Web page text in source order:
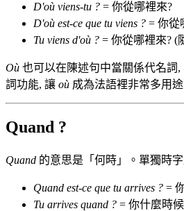
D'où viens-tu ? = 你從哪裡來?
D'où est-ce que tu viens ? = 你從
Tu viens d'où ? = 你從哪裡來? (
Où 也可以在陳述句中當關係代名詞
詞功能, 讓 où 成為法語裡非常多用途
Quand ?
Quand 的意思是「何時」。單獨時
Quand est-ce que tu arrives ? =
Tu arrives quand ? = 你什麼時